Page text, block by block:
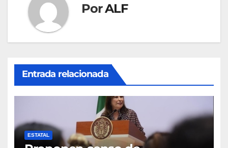
PorALF
Entrada relacionada
ESTATAL